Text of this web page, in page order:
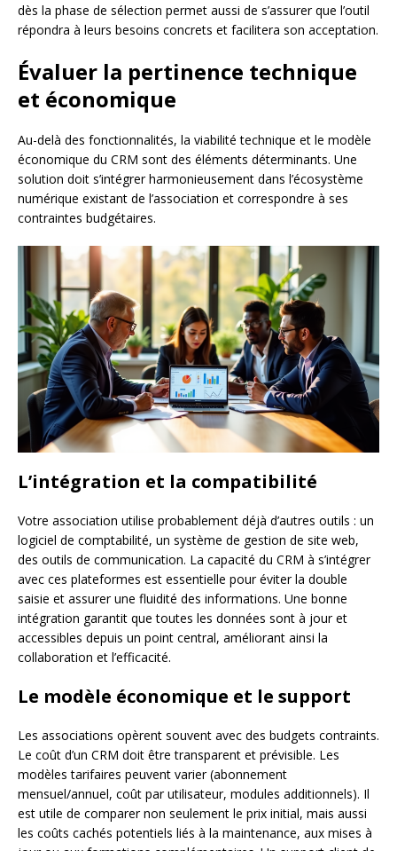
dès la phase de sélection permet aussi de s’assurer que l’outil
répondra à leurs besoins concrets et facilitera son acceptation.
Évaluer la pertinence technique
et économique
Au-delà des fonctionnalités, la viabilité technique et le modèle
économique du CRM sont des éléments déterminants. Une
solution doit s’intégrer harmonieusement dans l’écosystème
numérique existant de l’association et correspondre à ses
contraintes budgétaires.
L’intégration et la compatibilité
Votre association utilise probablement déjà d’autres outils : un
logiciel de comptabilité, un système de gestion de site web,
des outils de communication. La capacité du CRM à s’intégrer
avec ces plateformes est essentielle pour éviter la double
saisie et assurer une fluidité des informations. Une bonne
intégration garantit que toutes les données sont à jour et
accessibles depuis un point central, améliorant ainsi la
collaboration et l’efficacité.
Le modèle économique et le support
Les associations opèrent souvent avec des budgets contraints.
Le coût d’un CRM doit être transparent et prévisible. Les
modèles tarifaires peuvent varier (abonnement
mensuel/annuel, coût par utilisateur, modules additionnels). Il
est utile de comparer non seulement le prix initial, mais aussi
les coûts cachés potentiels liés à la maintenance, aux mises à